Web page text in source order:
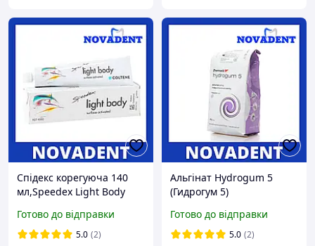
Спідекс корегуюча 140
мл,Speedex Light Body
Готово до відправки
5.0 (2)
Альгінат Hydrogum 5
(Гидрогум 5)
Готово до відправки
5.0 (2)